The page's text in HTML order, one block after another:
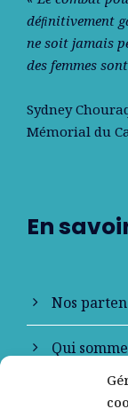
déﬁnitivement
ne soit jamais
des femmes
Sydney
Mémorial du
En
Nos
Qui
Contactez-